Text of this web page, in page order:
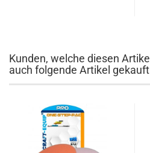
Kunden, welche diesen
auch folgende Artikel